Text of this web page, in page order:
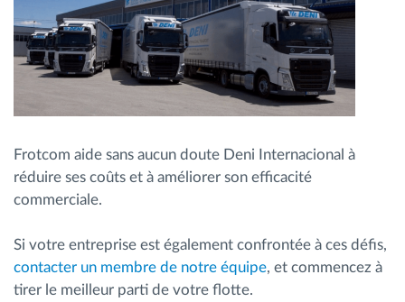
Frotcom aide sans aucun doute Deni Internacional à
réduire ses coûts et à améliorer son efficacité
commerciale.
Si votre entreprise est également confrontée à ces défis,
contacter un membre de notre équipe, et commencez à
tirer le meilleur parti de votre flotte.